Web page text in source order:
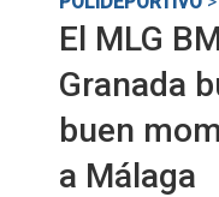
El MLG
Granada
buen
a Málaga